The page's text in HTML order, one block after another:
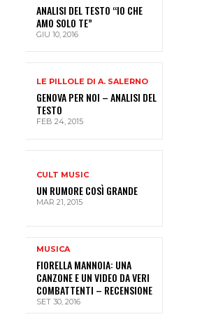
ANALISI DEL TESTO “IO CHE
AMO SOLO TE”
GIU 10, 2016
LE PILLOLE DI A. SALERNO
GENOVA PER NOI – ANALISI DEL
TESTO
FEB 24, 2015
CULT MUSIC
UN RUMORE COSÌ GRANDE
MAR 21, 2015
MUSICA
FIORELLA MANNOIA: UNA
CANZONE E UN VIDEO DA VERI
COMBATTENTI – RECENSIONE
SET 30, 2016